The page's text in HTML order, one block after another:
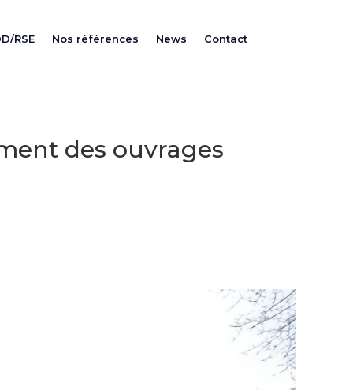
RSE Nos références News Contact
des ouvrages